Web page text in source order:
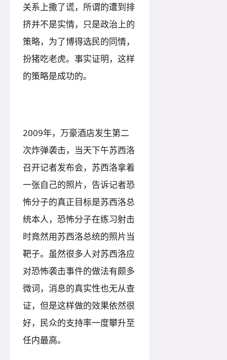
关系上撒了谎，所谓的遭到排
挤并不是实情，只是政治上的
策略，为了博得选民的同情，
扮猪吃老虎。事实证明，这样
的策略是成功的。
2009年，万豪酒店发生第二
次炸弹袭击，当天下午苏西洛
召开记者发布会，苏西洛拿着
一张自己的照片，告诉记者恐
怖分子的真正目标是苏西洛总
统本人，恐怖分子在练习射击
时竟然用苏西洛总统的照片当
靶子。虽然很多人对苏西洛应
对恐怖袭击事件的做法有颇多
微词，消息的真实性也无从查
证，但是这样做的效果依然很
好，民众的支持率一度攀升至
任内最高。